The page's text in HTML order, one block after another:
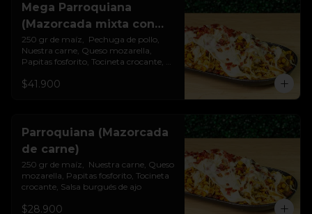
Mega Parroquiana
(Mazorcada mixta con
papas)
250 gr de maíz,  Pechuga de pollo,
Nuestra carne, Queso mozarella,
Papitas fosforito, Tocineta crocante,
$41.900
Parroquiana (Mazorcada
de carne)
250 gr de maíz,  Nuestra carne, Queso
mozarella, Papitas fosforito, Tocineta
crocante, Salsa burgués de ajo
$28.900